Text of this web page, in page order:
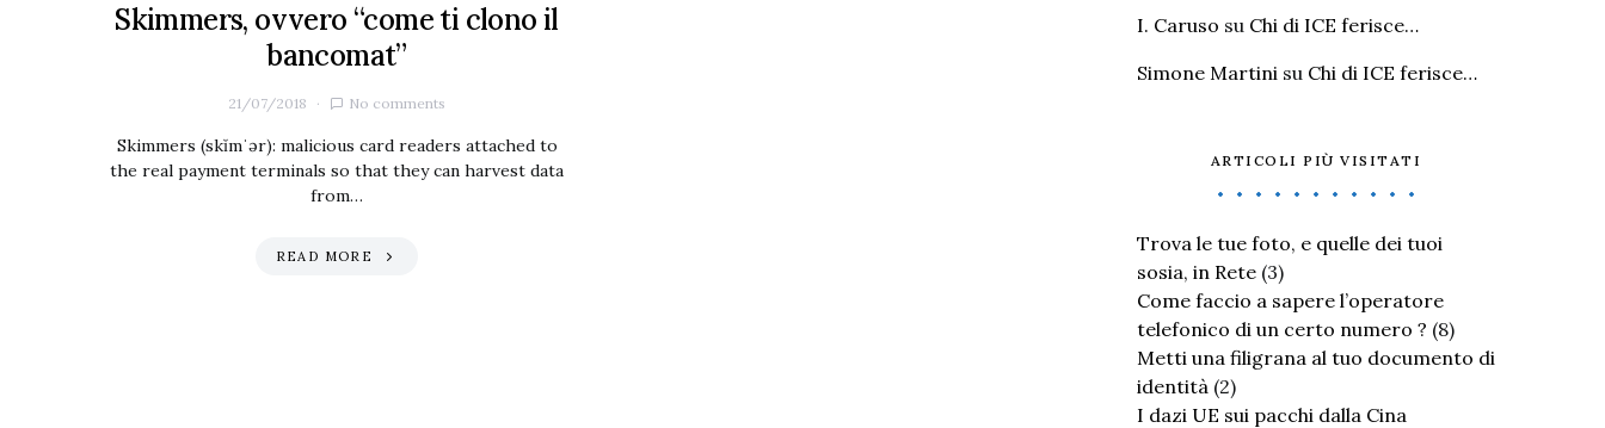
Skimmers, ovvero “come ti clono il
bancomat”
21/07/2018 No comments
Skimmers (skĭmˈər): malicious card readers attached to
the real payment terminals so that they can harvest data
from…
READ MORE
I. Caruso su Chi di ICE ferisce…
Simone Martini su Chi di ICE ferisce…
ARTICOLI PIÙ VISITATI
Trova le tue foto, e quelle dei tuoi
sosia, in Rete (3)
Come faccio a sapere l’operatore
telefonico di un certo numero ? (8)
Metti una filigrana al tuo documento di
identità (2)
I dazi UE sui pacchi dalla Cina